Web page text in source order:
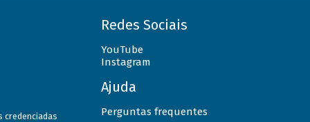
credenciadas
Redes Sociais
YouTube
Instagram
Ajuda
Perguntas frequentes